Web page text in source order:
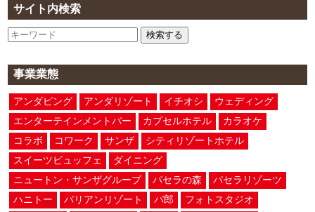
サイト内検索
検索する
事業業態
アンダピング アンダリゾート イチオシ
ウェディング
エンターテインメントバー
カプセルホテル
カラオケ
コラボ
コワーク サンザ
シティリゾートホテル
スイーツビュッフェ
ダイニング
ニュートン・サンザグループ
パセラの森
パセラリゾーツ
ハニトー
バリアンリゾート パ郎
フォトスタジオ